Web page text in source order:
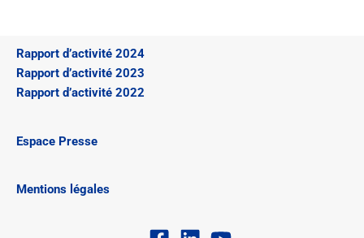
Rapport d’activité 2024
Rapport d’activité 2023
Rapport d’activité 2022
Espace Presse
Mentions légales